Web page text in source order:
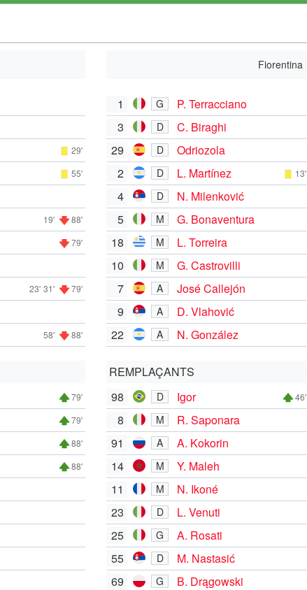
29'
55'
19' 88'
79'
23' 31' 79'
58' 88'
79'
79'
88'
88'
Fiorentina
1 G
P. Terracciano
3
D
C. Biraghi
29
D
Odriozola
2
D L. Martínez 13'
4 D
N. Milenković
5
M
G. Bonaventura
18
M
L. Torreira
10
M G. Castrovilli
7 A José Callejón
9 A D. Vlahović
22 A N. González
REMPLAÇANTS
98
D Igor 46'
8 M R. Saponara
91 A A. Kokorin
14 M Y. Maleh
11 M N. Ikoné
23 D
L. Venuti
25
G
A. Rosati
55
D
M. Nastasić
69
G
B. Drągowski